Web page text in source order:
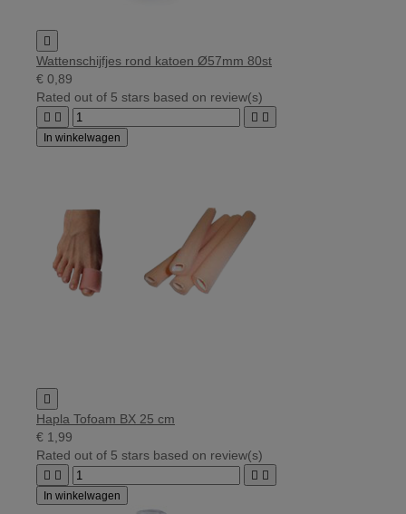

Wattenschijfjes rond katoen Ø57mm 80st
€ 0,89
Rated out of 5 stars based on review(s)
   
In winkelwagen

Hapla Tofoam BX 25 cm
€ 1,99
Rated out of 5 stars based on review(s)
   
In winkelwagen